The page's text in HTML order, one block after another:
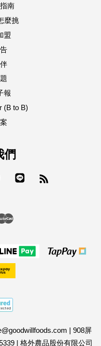
南
麼挑
盟
報
(B to B)
們
YouTube
| 908屏
| 格外農品股份有限公司